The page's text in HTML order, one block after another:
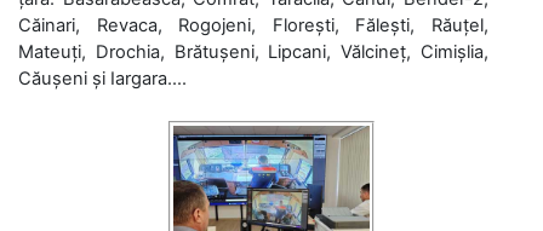
Căinari, Revaca, Rogojeni, Florești, Fălești, Răuțel,
Mateuți, Drochia, Brătușeni, Lipcani, Vălcineț, Cimișlia,
Căușeni și Iargara....